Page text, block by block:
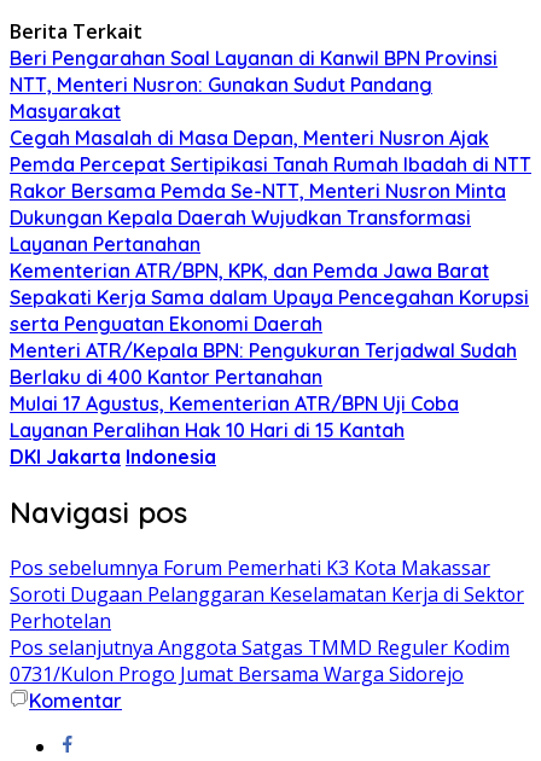
Berita Terkait
Beri Pengarahan Soal Layanan di Kanwil BPN Provinsi
NTT, Menteri Nusron: Gunakan Sudut Pandang
Masyarakat
Cegah Masalah di Masa Depan, Menteri Nusron Ajak
Pemda Percepat Sertipikasi Tanah Rumah Ibadah di NTT
Rakor Bersama Pemda Se-NTT, Menteri Nusron Minta
Dukungan Kepala Daerah Wujudkan Transformasi
Layanan Pertanahan
Kementerian ATR/BPN, KPK, dan Pemda Jawa Barat
Sepakati Kerja Sama dalam Upaya Pencegahan Korupsi
serta Penguatan Ekonomi Daerah
Menteri ATR/Kepala BPN: Pengukuran Terjadwal Sudah
Berlaku di 400 Kantor Pertanahan
Mulai 17 Agustus, Kementerian ATR/BPN Uji Coba
Layanan Peralihan Hak 10 Hari di 15 Kantah
DKI Jakarta Indonesia
Navigasi pos
Pos sebelumnya Forum Pemerhati K3 Kota Makassar
Soroti Dugaan Pelanggaran Keselamatan Kerja di Sektor
Perhotelan
Pos selanjutnya Anggota Satgas TMMD Reguler Kodim
0731/Kulon Progo Jumat Bersama Warga Sidorejo
Komentar